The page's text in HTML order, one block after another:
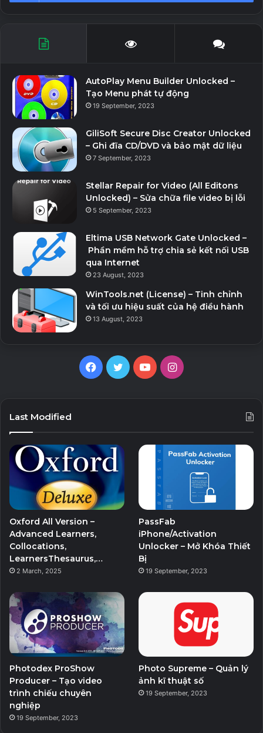
AutoPlay Menu Builder Unlocked –
Tạo Menu phát tự động
19 September, 2023
GiliSoft Secure Disc Creator Unlocked
– Ghi đĩa CD/DVD và bảo mật dữ liệu
7 September, 2023
Stellar Repair for Video (All Editons
Unlocked) – Sửa chữa file video bị lỗi
5 September, 2023
Eltima USB Network Gate Unlocked –
Phần mềm hỗ trợ chia sẻ kết nối USB
qua Internet
23 August, 2023
WinTools.net (License) – Tinh chỉnh
và tối ưu hiệu suất của hệ điều hành
13 August, 2023
F
b
o
o
T
r
Y
e
I
r
a
Last Modified
Oxford All Version –
Advanced Learners,
Collocations,
LearnersThesaurus,…
2 March, 2025
PassFab
iPhone/Activation
Unlocker – Mở Khóa Thiết
Bị
19 September, 2023
Photodex ProShow
Producer – Tạo video
trình chiếu chuyên
nghiệp
19 September, 2023
Photo Supreme – Quản lý
ảnh kĩ thuật số
19 September, 2023